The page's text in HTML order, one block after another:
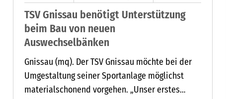
TSV Gnissau benötigt Unterstützung
beim Bau von neuen
Auswechselbänken
Gnissau (mq). Der TSV Gnissau möchte bei der
Umgestaltung seiner Sportanlage möglichst
materialschonend vorgehen. „Unser erstes